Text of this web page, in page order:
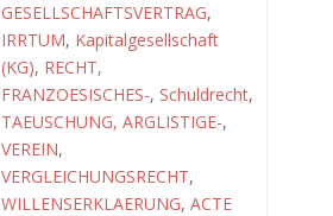
GESELLSCHAFTSVERTRAG,
IRRTUM, Kapitalgesellschaft
(KG), RECHT,
FRANZOESISCHES-, Schuldrecht,
TAEUSCHUNG, ARGLISTIGE-,
VEREIN,
VERGLEICHUNGSRECHT,
WILLENSERKLAERUNG, ACTE